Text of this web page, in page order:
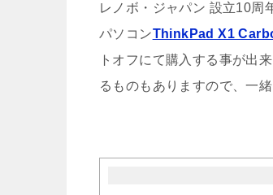
レノボ・ジャパン 設立10周
パソコンThinkPad X1
トオフにて購入する事が出
るものもありますので、一